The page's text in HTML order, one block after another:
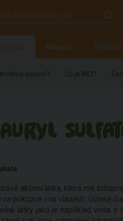
Magazín O
složení? Co je INCI?
aktivní látka, která má
pokožce i na vlasech. Účinně
látky jako je například voda